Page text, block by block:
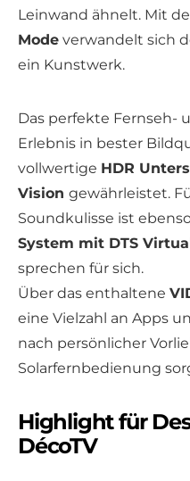
Leinwand ähnelt. Mit
Mode verwandelt sich
ein Kunstwerk.
Das perfekte Fernseh-
Erlebnis in bester
vollwertige HDR
Vision gewährleistet.
Soundkulisse ist
System mit DTS
sprechen für sich.
Über das enthaltene
eine Vielzahl an Apps
nach persönlicher
Solarfernbedienung
Highlight für
DécoTV